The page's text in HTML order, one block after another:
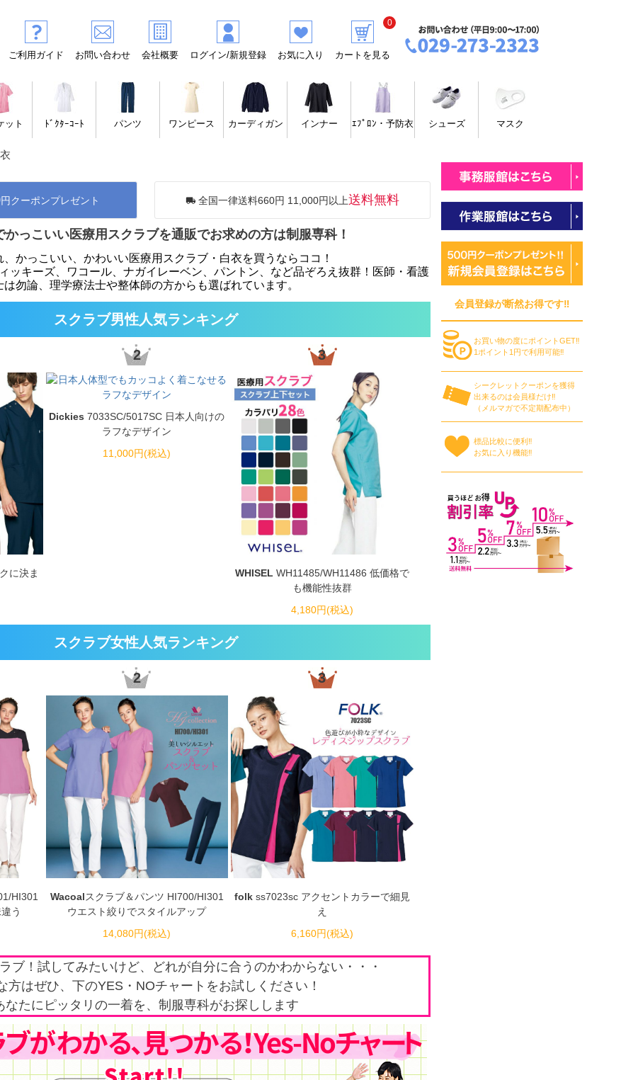
ご利用ガイド お問い合わせ 会社概要 ログイン/新規登録 お気に入り
0
カートを見る
ット ﾄﾞｸﾀｰｺｰﾄ パンツ ワンピース カーディガン インナー ｴﾌﾟﾛﾝ・予防衣 シューズ マスク
円クーポンプレゼント 全国一律送料660円 11,000円以上送料無料
かっこいい医療用スクラブを通販でお求めの方は制服専科！
、かっこいい、かわいい医療用スクラブ・白衣を買うならココ！
ッキーズ、ワコール、ナガイレーベン、パントン、など品ぞろえ抜群！医師・看護
は勿論、理学療法士や整体師の方からも選ばれています。
スクラブ男性人気ランキング
に決ま
2
Dickies 7033SC/5017SC 日本人向けの
ラフなデザイン
11,000円(税込)
3
WHISEL WH11485/WH11486 低価格で
も機能性抜群
4,180円(税込)
スクラブ女性人気ランキング
HI301
う
2
Wacoalスクラブ＆パンツ HI700/HI301
ウエスト絞りでスタイルアップ
14,080円(税込)
3
folkss7023sc アクセントカラーで細見
え
6,160円(税込)
ブ！試してみたいけど、どれが自分に合うのかわからない・・・
方はぜひ、下のYES・NOチャートをお試しください！
なたにピッタリの一着を、制服専科がお探しします
会員登録が断然お得です‼
お買い物の度にポイントGET‼
1ポイント1円で利用可能‼
シークレットクーポンを獲得
出来るのは会員様だけ‼
（メルマガで不定期配布中）
標品比較に便利‼
お気に入り機能‼